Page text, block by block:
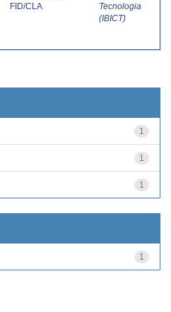
FID/CLA
Tecnologia
(IBICT)
1
1
1
1